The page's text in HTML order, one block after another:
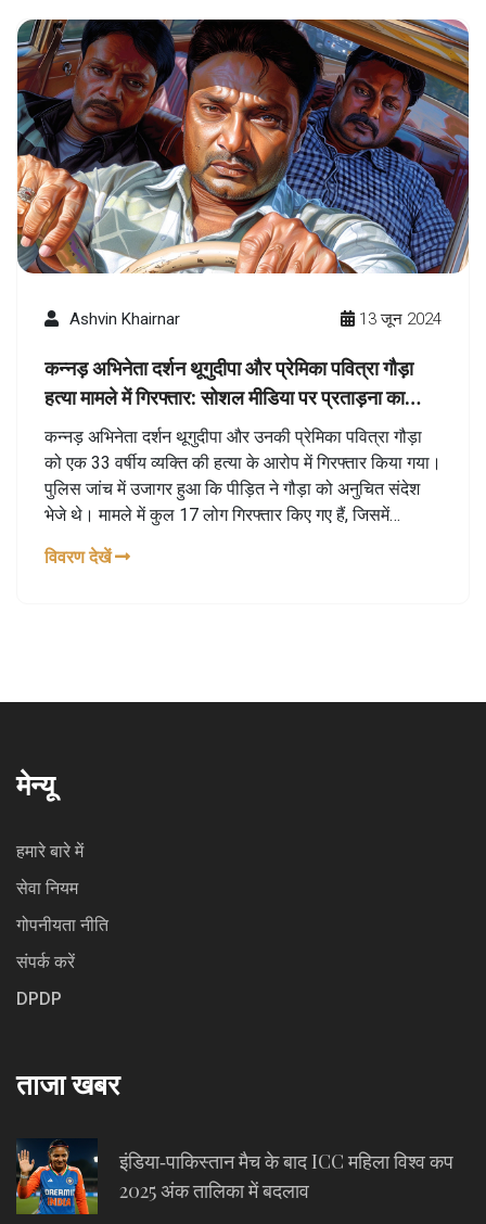
Ashvin Khairnar 13 जून 2024
कन्नड़ अभिनेता दर्शन थूगुदीपा और प्रेमिका पवित्रा गौड़ा
हत्या मामले में गिरफ्तार: सोशल मीडिया पर प्रताड़ना का
खौफनाक अंत
कन्नड़ अभिनेता दर्शन थूगुदीपा और उनकी प्रेमिका पवित्रा गौड़ा
को एक 33 वर्षीय व्यक्ति की हत्या के आरोप में गिरफ्तार किया गया।
पुलिस जांच में उजागर हुआ कि पीड़ित ने गौड़ा को अनुचित संदेश
भेजे थे। मामले में कुल 17 लोग गिरफ्तार किए गए हैं, जिसमें
विवरण देखें
मेन्यू
हमारे बारे में
सेवा नियम
गोपनीयता नीति
संपर्क करें
DPDP
ताजा खबर
इंडिया‑पाकिस्तान मैच के बाद ICC महिला विश्व कप
2025 अंक तालिका में बदलाव